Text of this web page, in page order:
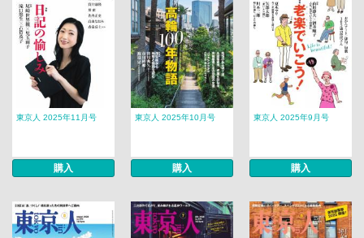
東京人 2025年11月号
購入
東京人 2025年10月号
購入
東京人 2025年9月号
購入